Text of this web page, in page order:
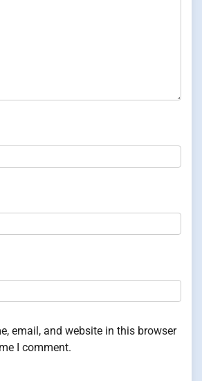
email, and website in this browser
I comment.